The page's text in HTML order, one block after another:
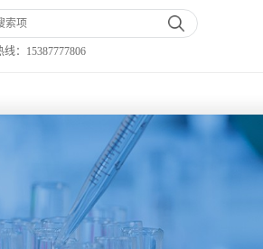
： 15387777806